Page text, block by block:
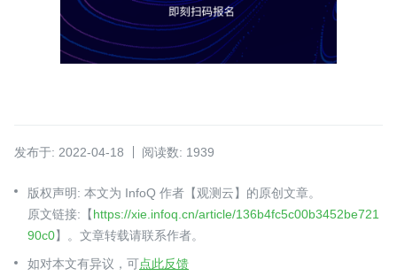
发布于: 2022-04-18 阅读数: 1939
版权声明: 本文为 InfoQ 作者【观测云】的原创文章。
原文链接:【https://xie.infoq.cn/article/136b4fc5c00b3452be721
90c0】。文章转载请联系作者。
如对本文有异议，可点此反馈